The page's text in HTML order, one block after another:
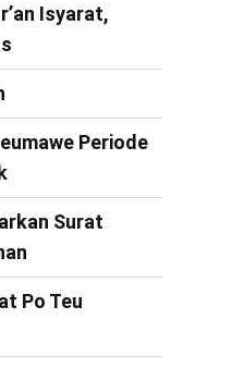
Isyarat,
Periode
Surat
Po Teu